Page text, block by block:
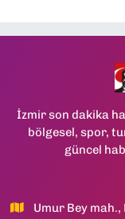
İzmir son dakika
bölgesel, spor,
güncel
Umur Bey